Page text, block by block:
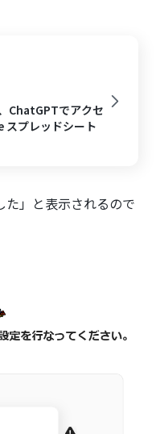
ChatGPTでアクセ
スプレッドシート
た」と表示されるので